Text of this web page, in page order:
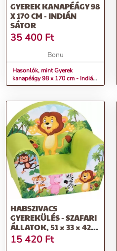
GYEREK KANAPÉÁGY 98
X 170 CM - INDIÁN
SÁTOR
35 400 Ft
Bonu
Hasonlók, mint Gyerek
kanapéágy 98 x 170 cm - Indián
sátor
HABSZIVACS
GYEREKÜLÉS - SZAFARI
ÁLLATOK, 51 × 33 × 42
CM
15 420 Ft